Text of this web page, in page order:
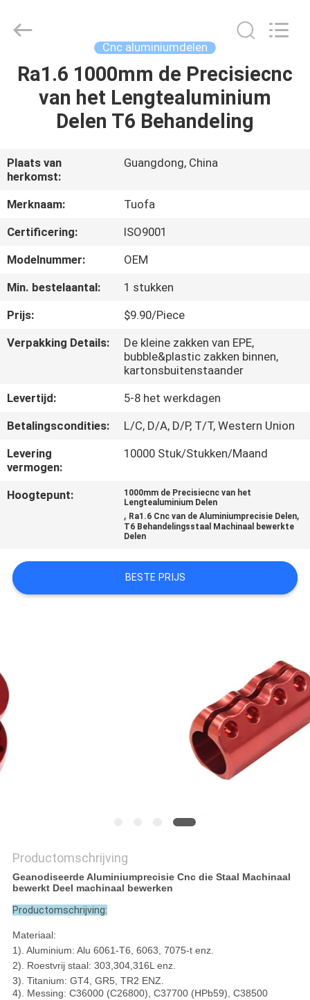
HUIS
PRODUCTEN
OVER
ONS
FABRIEKSTOCHT
NEEM
CONTACT
ONS
NIEUWS
VRAAG
SITEMAP
Technology
Rights
Reserved.
Cnc aluminiumdelen
Ra1.6 1000mm de Precisiecnc
van het Lengtealuminium
Delen T6 Behandeling
Plaats van
herkomst:
Guangdong, China
Merknaam:
Tuofa
Certificering:
ISO9001
Modelnummer:
OEM
Min. bestelaantal:
1 stukken
Prijs:
$9.90/Piece
Verpakking Details:
De kleine zakken van EPE,
bubble&plastic zakken binnen,
kartonsbuitenstaander
Levertijd:
5-8 het werkdagen
Betalingscondities:
L/C, D/A, D/P, T/T, Western Union
Levering
vermogen:
10000 Stuk/Stukken/Maand
Hoogtepunt:
1000mm de Precisiecnc van het
Lengtealuminium Delen
, Ra1.6 Cnc van de Aluminiumprecisie Delen,
T6 Behandelingsstaal Machinaal bewerkte
Delen
BESTE PRIJS
Productomschrijving
Geanodiseerde Aluminiumprecisie Cnc die Staal Machinaal
bewerkt Deel machinaal bewerken
Productomschrijving:
Materiaal:
1). Aluminium: Alu 6061-T6, 6063, 7075-t enz.
2). Roestvrij staal: 303,304,316L enz.
3). Titanium: GT4, GR5, TR2 ENZ.
4). Messing: C36000 (C26800), C37700 (HPb59), C38500